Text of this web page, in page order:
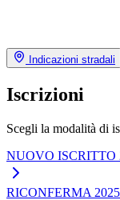
Indicazioni stradali
Iscrizioni
Scegli la modalità di
NUOVO ISCRITTO
RICONFERMA